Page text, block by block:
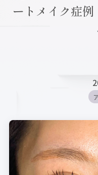
ートメイク症